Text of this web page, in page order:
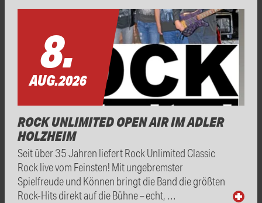
8.
AUG.2026
ROCK UNLIMITED OPEN AIR IM ADLER
HOLZHEIM
Seit über 35 Jahren liefert Rock Unlimited Classic
Rock live vom Feinsten! Mit ungebremster
Spielfreude und Können bringt die Band die größten
Rock-Hits direkt auf die Bühne – echt, …